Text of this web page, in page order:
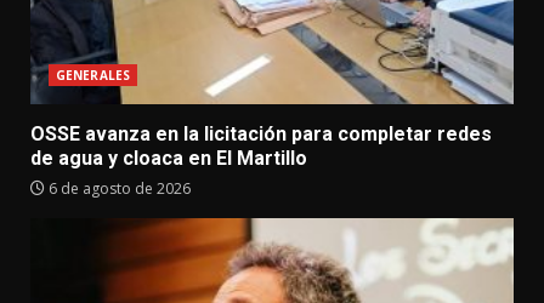
GENERALES
OSSE avanza en la licitación para completar redes
de agua y cloaca en El Martillo
6 de agosto de 2026